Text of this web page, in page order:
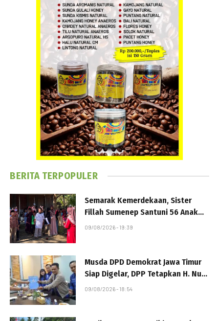
BERITA TERPOPULER
Semarak Kemerdekaan, Sister
Fillah Sumenep Santuni 56 Anak
dan Bagikan Bantuan untuk Yatim
09/08/2026 - 19:39
Musda DPD Demokrat Jawa Timur
Siap Digelar, DPP Tetapkan H. Nur
Muhyidin sebagai Ketua OC
09/08/2026 - 18:54